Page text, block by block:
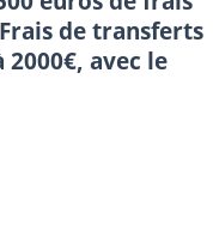
de transferts
avec le